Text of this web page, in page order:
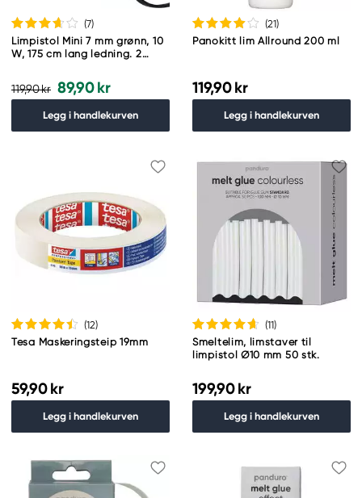
(7)
Limpistol Mini 7 mm grønn, 10
W, 175 cm lang ledning. 2
119,90 kr 89,90 kr
Legg i handlekurven
(21)
Panokitt lim Allround 200 ml
119,90 kr
Legg i handlekurven
(12)
Tesa Maskeringsteip 19mm
59,90 kr
Legg i handlekurven
(11)
Smeltelim, limstaver til
limpistol Ø10 mm 50 stk.
199,90 kr
Legg i handlekurven